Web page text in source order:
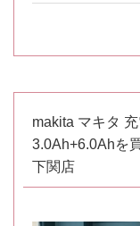
makita マキタ
3.0Ah+6.0Ahを
下関店